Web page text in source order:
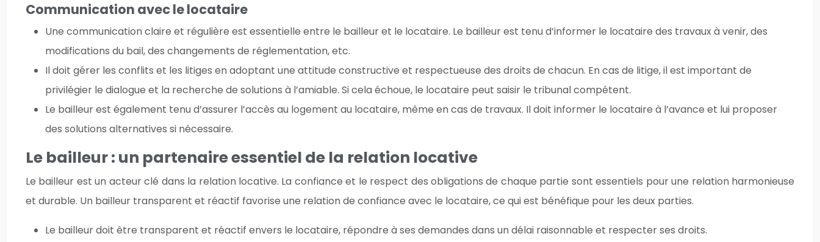
Communication avec le locataire
Une communication claire et régulière est essentielle entre le bailleur et le locataire. Le bailleur est tenu d’informer le locataire des travaux à venir, des
modifications du bail, des changements de réglementation, etc.
Il doit gérer les conflits et les litiges en adoptant une attitude constructive et respectueuse des droits de chacun. En cas de litige, il est important de
privilégier le dialogue et la recherche de solutions à l’amiable. Si cela échoue, le locataire peut saisir le tribunal compétent.
Le bailleur est également tenu d’assurer l’accès au logement au locataire, même en cas de travaux. Il doit informer le locataire à l’avance et lui proposer
des solutions alternatives si nécessaire.
Le bailleur : un partenaire essentiel de la relation locative
Le bailleur est un acteur clé dans la relation locative. La confiance et le respect des obligations de chaque partie sont essentiels pour une relation harmonieuse
et durable. Un bailleur transparent et réactif favorise une relation de confiance avec le locataire, ce qui est bénéfique pour les deux parties.
Le bailleur doit être transparent et réactif envers le locataire, répondre à ses demandes dans un délai raisonnable et respecter ses droits.